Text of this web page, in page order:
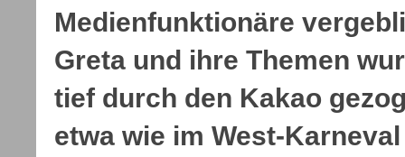
Medienfunktionäre
Greta und ihre Themen
tief durch den Kakao
etwa wie im West-